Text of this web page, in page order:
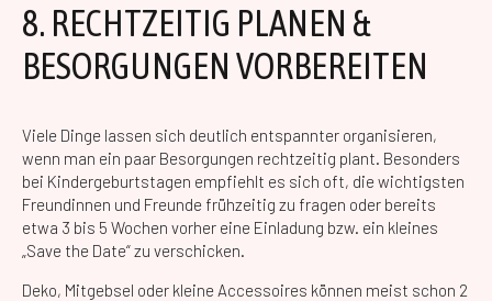
8. RECHTZEITIG PLANEN &
BESORGUNGEN VORBEREITEN
Viele Dinge lassen sich deutlich entspannter organisieren,
wenn man ein paar Besorgungen rechtzeitig plant. Besonders
bei Kindergeburtstagen empfiehlt es sich oft, die wichtigsten
Freundinnen und Freunde frühzeitig zu fragen oder bereits
etwa 3 bis 5 Wochen vorher eine Einladung bzw. ein kleines
„Save the Date“ zu verschicken.
Deko, Mitgebsel oder kleine Accessoires können meist schon 2